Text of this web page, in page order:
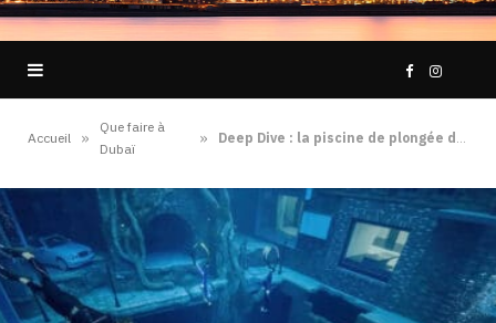
F
c
e
I
s
Accueil »
Que faire à
Dubaï
» Deep Dive : la piscine de plongée de Dubaï